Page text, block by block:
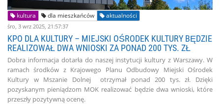
kultura dla mieszkańców aktualności
śro, 3 wrz 2025, 21:57:37
KPO DLA KULTURY – MIEJSKI OŚRODEK KULTURY BĘDZIE
REALIZOWAŁ DWA WNIOSKI ZA PONAD 200 TYS. ZŁ
Dobra informacja dotarła do naszej instytucji kultury z Warszawy. W
ramach środków z Krajowego Planu Odbudowy Miejski Ośrodek
Kultury w Mszanie Dolnej otrzymał ponad 200 tys. zł. Dzięki
pozyskanym pieniądzom MOK realizować będzie dwa wnioski, które
przeszły pozytywną ocenę.